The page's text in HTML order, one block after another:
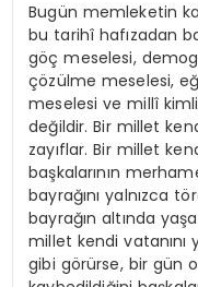
Bugün memleketin
bu tarihî hafızadan
göç meselesi,
çözülme meselesi,
meselesi ve millî
değildir. Bir millet
zayıflar. Bir millet
başkalarının
bayrağını yalnızca
bayrağın altında
millet kendi vatanını
gibi görürse, bir gün